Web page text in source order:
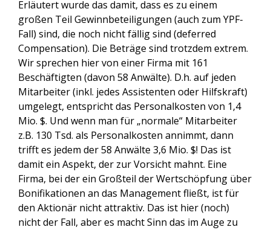
Erläutert wurde das damit, dass es zu einem
großen Teil Gewinnbeteiligungen (auch zum YPF-
Fall) sind, die noch nicht fällig sind (deferred
Compensation). Die Beträge sind trotzdem extrem.
Wir sprechen hier von einer Firma mit 161
Beschäftigten (davon 58 Anwälte). D.h. auf jeden
Mitarbeiter (inkl. jedes Assistenten oder Hilfskraft)
umgelegt, entspricht das Personalkosten von 1,4
Mio. $. Und wenn man für „normale“ Mitarbeiter
z.B. 130 Tsd. als Personalkosten annimmt, dann
trifft es jedem der 58 Anwälte 3,6 Mio. $! Das ist
damit ein Aspekt, der zur Vorsicht mahnt. Eine
Firma, bei der ein Großteil der Wertschöpfung über
Bonifikationen an das Management fließt, ist für
den Aktionär nicht attraktiv. Das ist hier (noch)
nicht der Fall, aber es macht Sinn das im Auge zu